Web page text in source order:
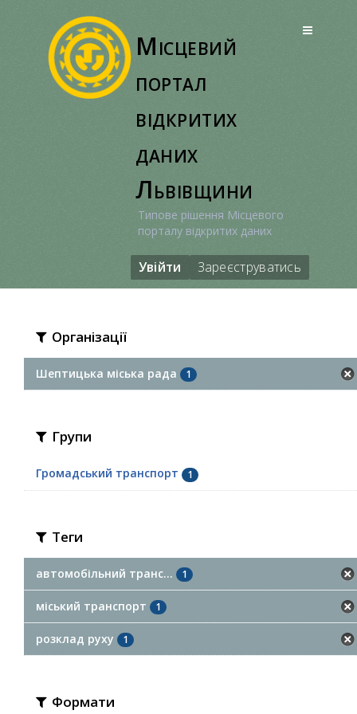
Місцевий
портал
відкритих
даних
Львівщини
Типове рішення Місцевого
порталу відкритих даних
Увійти Зареєструватись
Організації
Шептицька міська рада 1
Групи
Громадський транспорт 1
Теги
автомобільний транс... 1
міський транспорт 1
розклад руху 1
Формати